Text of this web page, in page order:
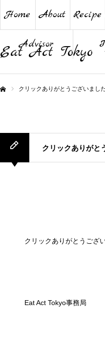
Eat Act Tokyo
Home About Recipe
Advisor
クリックありがとうございまし
クリックありがと
クリックありがとうござ
Eat Act Tokyo事務局